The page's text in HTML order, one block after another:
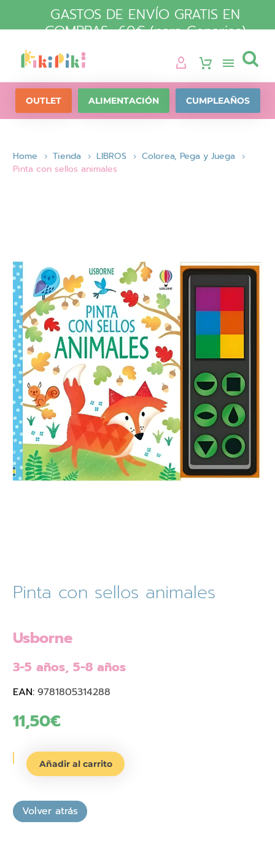
GASTOS DE ENVÍO GRATIS EN
COMPRAS +60€ (para Canarias)

OUTLET ALIMENTACIÓN CUMPLEAÑOS
Home Tienda LIBROS
Colorea, Pega y Juega
Pinta con sellos animales
Pinta con sellos animales
Usborne
3-5 años, 5-8 años
EAN: 9781805314288
11,50€
Pinta
con
animales
cantidad
Añadir al carrito